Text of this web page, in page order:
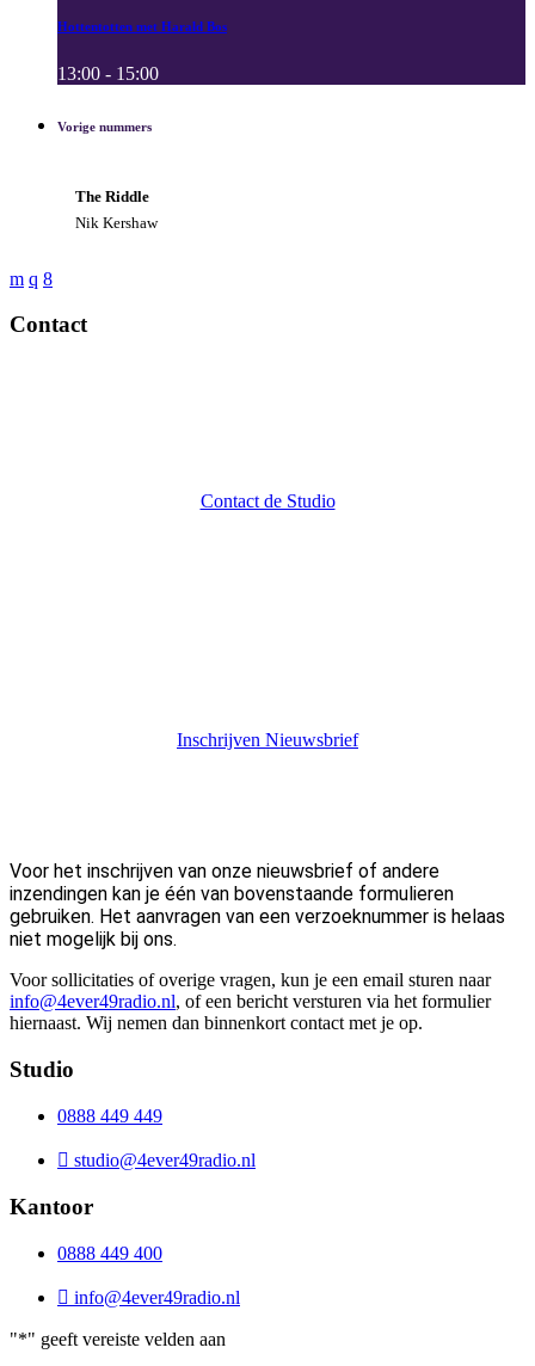
Hottentotten met Harald Bos
13:00 - 15:00
Vorige nummers
The Riddle
Nik Kershaw
Contact
Contact de Studio
Inschrijven Nieuwsbrief
Voor het inschrijven van onze nieuwsbrief of andere
inzendingen kan je één van bovenstaande formulieren
gebruiken. Het aanvragen van een verzoeknummer is helaas
niet mogelijk bij ons.
Voor sollicitaties of overige vragen, kun je een email sturen naar
info@4ever49radio.nl, of een bericht versturen via het formulier
hiernaast. Wij nemen dan binnenkort contact met je op.
Studio
0888 449 449
studio@4ever49radio.nl
Kantoor
0888 449 400
info@4ever49radio.nl
"*" geeft vereiste velden aan